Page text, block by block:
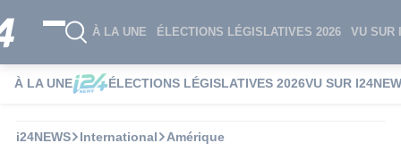
À LA UNE ÉLECTIONS LÉGISLATIVES 2026 VU SUR
À LA UNE ÉLECTIONS LÉGISLATIVES 2026VU SUR
i24NEWS International Amérique